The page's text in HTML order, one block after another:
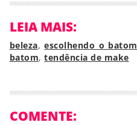
LEIA MAIS:
beleza,escolhendo o batom
batom,tendência de make
COMENTE: